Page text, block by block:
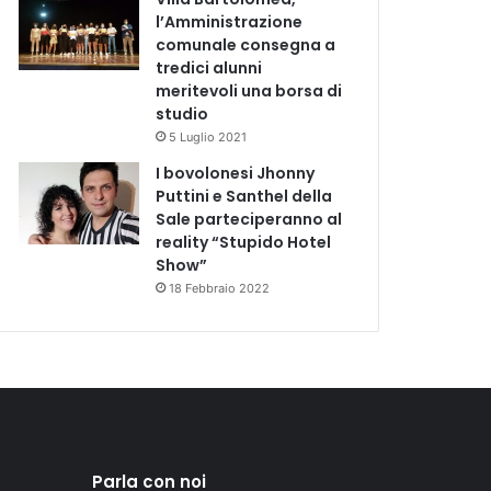
l’Amministrazione
comunale consegna a
tredici alunni
meritevoli una borsa di
studio
5 Luglio 2021
I bovolonesi Jhonny
Puttini e Santhel della
Sale parteciperanno al
reality “Stupido Hotel
Show”
18 Febbraio 2022
Parla con noi